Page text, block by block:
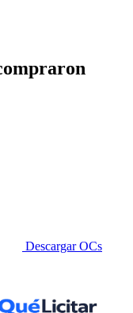
Descargar OCs